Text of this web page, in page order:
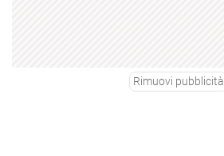
Rimuovi pubblicità